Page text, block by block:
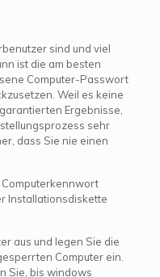
sind und viel
ist die am besten
Computer-Passwort
Weil es keine
Ergebnisse,
sehr
dass Sie nie einen
Computerkennwort
Installationsdiskette
aus und legen Sie die
Computer ein.
Sie, bis windows